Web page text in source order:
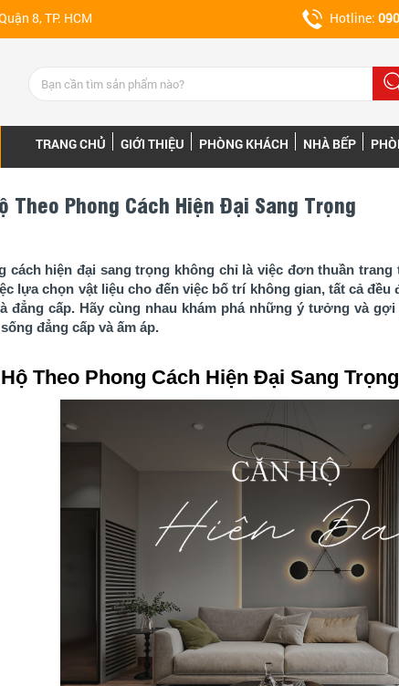
8, TP. HCM Hotline:
TRANG CHỦ GIỚI THIỆU PHÒNG KHÁCH NHÀ BẾP
Theo Phong Cách Hiện Đại Sang Trọng
cách hiện đại sang trọng không chỉ là việc đơn thuần
lựa chọn vật liệu cho đến việc bố trí không gian, tất cả
đẳng cấp. Hãy cùng nhau khám phá những ý tưởng và
đẳng cấp và ấm áp.
Theo Phong Cách Hiện Đại Sang Trọng